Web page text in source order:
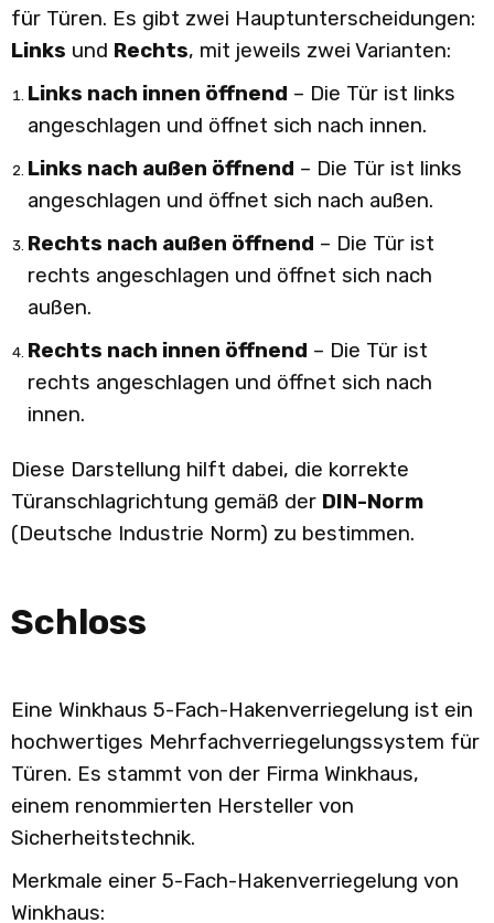
für Türen. Es gibt zwei Hauptunterscheidungen:
Links und Rechts, mit jeweils zwei Varianten:
Links nach innen öffnend – Die Tür ist links
angeschlagen und öffnet sich nach innen.
Links nach außen öffnend – Die Tür ist links
angeschlagen und öffnet sich nach außen.
Rechts nach außen öffnend – Die Tür ist
rechts angeschlagen und öffnet sich nach
außen.
Rechts nach innen öffnend – Die Tür ist
rechts angeschlagen und öffnet sich nach
innen.
Diese Darstellung hilft dabei, die korrekte
Türanschlagrichtung gemäß der DIN-Norm
(Deutsche Industrie Norm) zu bestimmen.
Schloss
Eine Winkhaus 5-Fach-Hakenverriegelung ist ein
hochwertiges Mehrfachverriegelungssystem für
Türen. Es stammt von der Firma Winkhaus,
einem renommierten Hersteller von
Sicherheitstechnik.
Merkmale einer 5-Fach-Hakenverriegelung von
Winkhaus: